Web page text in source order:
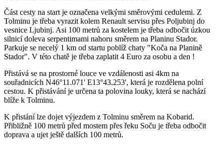
Část cesty na start je označena velkými směrovými cedulemi. Z
Tolminu je třeba vyrazit kolem Renault servisu přes Poljubinj do
vesnice Ljubinj. Asi 100 metrů za kostelem je třeba odbočit úzkou
silnicí doleva serpentimami nahoru směrem na Planinu Stador.
Parkuje se necelý 1 km od startu poblíž chaty "Koča na Planině
Stador". V této chatě je třeba zaplatit 4 Euro za osobu a den !
Přistává se na prostorné louce ve vzdálenosti asi 4km na
souřadnicích N46°11.071' E13°43.253', která je rozdělena polní
cestou. K přistávání je určena ta polovina louky, která se nachází
blíže k Tolminu.
K přistání lze dojet výjezdem z Tolminu směrem na Kobarid.
Přibližně 100 metrů před mostem přes řeku Soču je třeba odbočit
doprava a ujet ještě dalších 100 metrů.